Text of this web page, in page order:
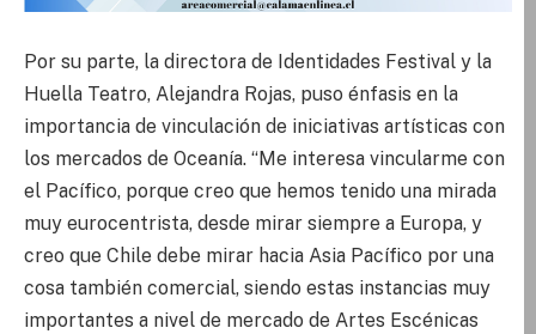
Por su parte, la directora de Identidades Festival y la
Huella Teatro, Alejandra Rojas, puso énfasis en la
importancia de vinculación de iniciativas artísticas con
los mercados de Oceanía. “Me interesa vincularme con
el Pacífico, porque creo que hemos tenido una mirada
muy eurocentrista, desde mirar siempre a Europa, y
creo que Chile debe mirar hacia Asia Pacífico por una
cosa también comercial, siendo estas instancias muy
importantes a nivel de mercado de Artes Escénicas